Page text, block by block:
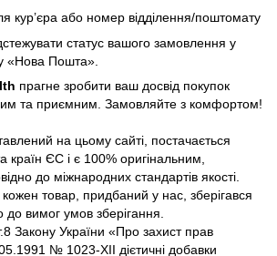
кур’єра або номер відділення/поштомату
статус вашого замовлення у
«Нова Пошта».
прагне зробити ваш досвід покупок
та приємним. Замовляйте з комфортом!
на цьому сайті, постачається
країн ЄС і є 100% оригінальним,
до міжнародних стандартів якості.
товар, придбаний у нас, зберігався
до вимог умов зберігання.
Закону України «Про захист прав
№ 1023-ХІІ дієтичні добавки